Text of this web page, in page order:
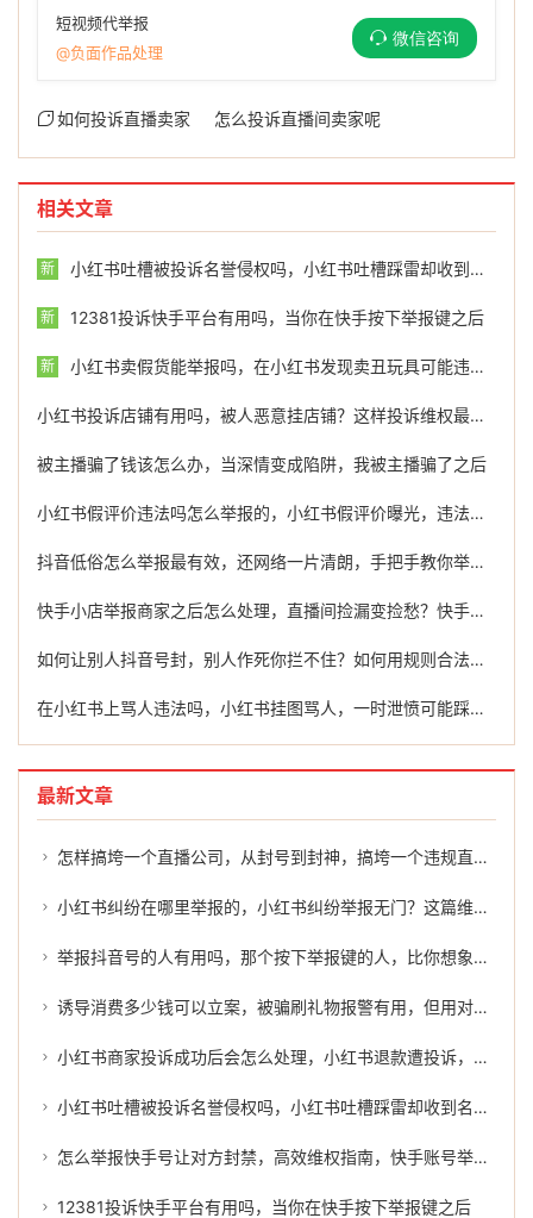
短视频代举报
@负面作品处理
微信咨询
如何投诉直播卖家 怎么投诉直播间卖家呢
相关文章
新 小红书吐槽被投诉名誉侵权吗，小红书吐槽踩雷却收到名誉侵权投诉？别让分享变成官司
新 12381投诉快手平台有用吗，当你在快手按下举报键之后
新 小红书卖假货能举报吗，在小红书发现卖丑玩具可能违法？别急，教你如何冷静应对与举报
小红书投诉店铺有用吗，被人恶意挂店铺？这样投诉维权最有效，别再傻傻吃亏了
被主播骗了钱该怎么办，当深情变成陷阱，我被主播骗了之后
小红书假评价违法吗怎么举报的，小红书假评价曝光，违法成本有多高？教你有效举报的正确方式
抖音低俗怎么举报最有效，还网络一片清朗，手把手教你举报抖音低俗内容，必要时可借力专业团队
快手小店举报商家之后怎么处理，直播间捡漏变捡愁？快手商家缺斤少两，忍气吞声不如这样反击
如何让别人抖音号封，别人作死你拦不住？如何用规则合法制裁违规账号
在小红书上骂人违法吗，小红书挂图骂人，一时泄愤可能踩了法律红线！教你如何维权举报
最新文章
怎样搞垮一个直播公司，从封号到封神，搞垮一个违规直播的另类售后服务
小红书纠纷在哪里举报的，小红书纠纷举报无门？这篇维权指南请收好
举报抖音号的人有用吗，那个按下举报键的人，比你想象的更勇敢
诱导消费多少钱可以立案，被骗刷礼物报警有用，但用对方法事半功倍
小红书商家投诉成功后会怎么处理，小红书退款遭投诉，商家该如何自救？
小红书吐槽被投诉名誉侵权吗，小红书吐槽踩雷却收到名誉侵权投诉？别让分享变成官司
怎么举报快手号让对方封禁，高效维权指南，快手账号举报的正确方式与专业协助
12381投诉快手平台有用吗，当你在快手按下举报键之后